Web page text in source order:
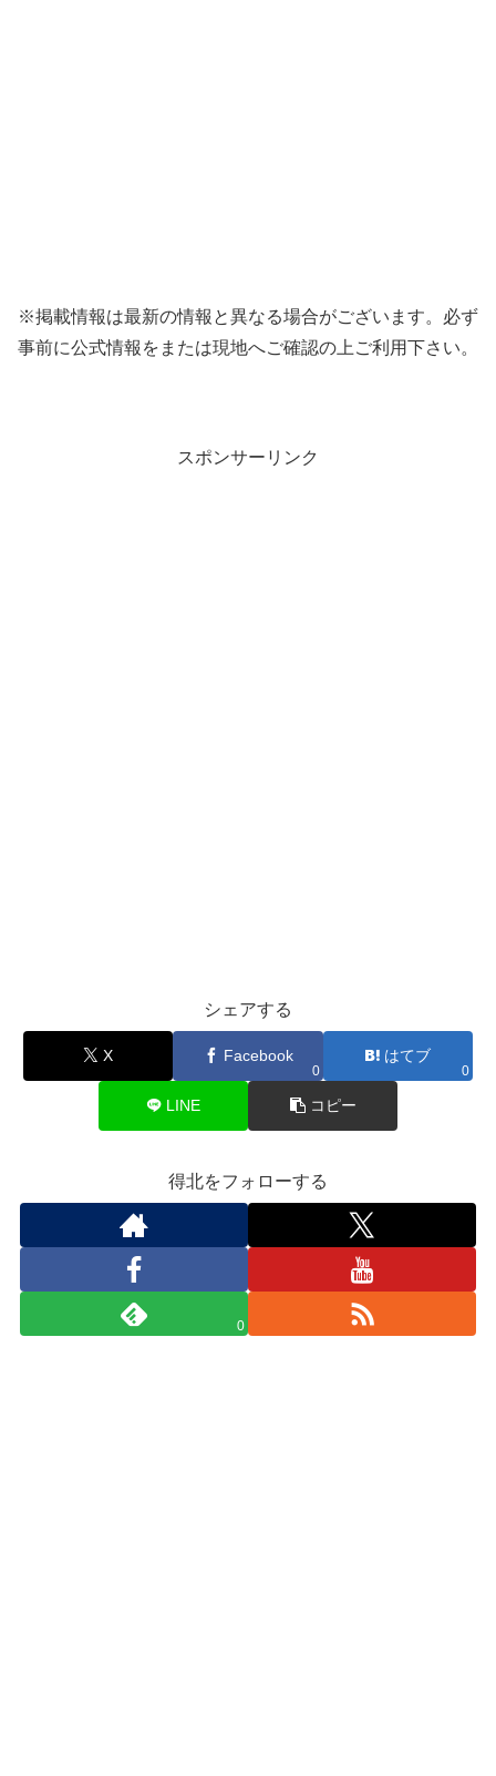
※掲載情報は最新の情報と異なる場合がございます。必ず
事前に公式情報をまたは現地へご確認の上ご利用下さい。
スポンサーリンク
シェアする
X Facebook
0
はてブ
0
LINE コピー
得北をフォローする
0